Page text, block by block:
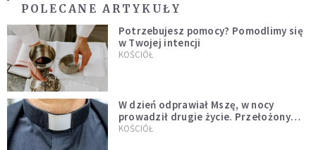
POLECANE ARTYKUŁY
Potrzebujesz pomocy? Pomodlimy się
w Twojej intencji
KOŚCIÓŁ
W dzień odprawiał Mszę, w nocy
prowadził drugie życie. Przełożony
kazał mu opuścić zakon
KOŚCIÓŁ